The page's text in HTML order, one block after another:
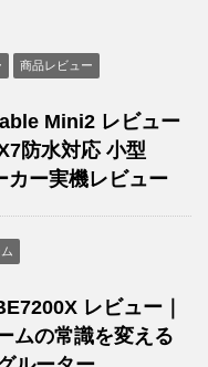
商品レビュー
Mini2 レビュー
防水対応 小型
ー実機レビュー
レビュー｜
ムの常識を変える